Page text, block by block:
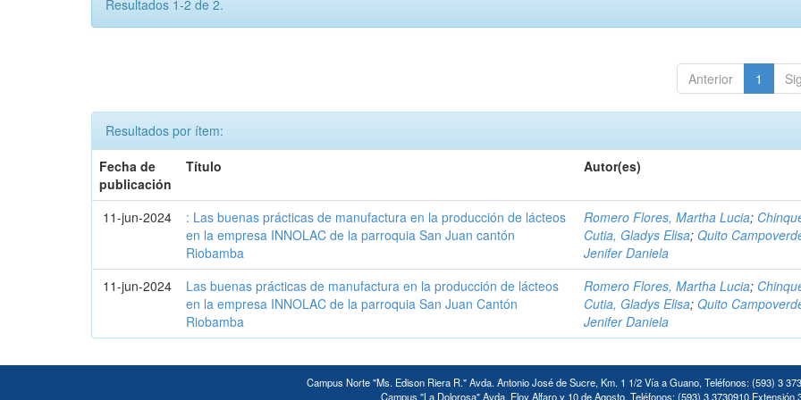
Resultados 1-2 de 2.
Anterior 1
Resultados por ítem:
Fecha de
publicación
Título Autor(es)
11-jun-2024
: Las buenas prácticas de manufactura en la producción de lácteos
en la empresa INNOLAC de la parroquia San Juan cantón
Riobamba
Romero Flores, Martha Lucia;
Cutia, Gladys Elisa;Quito
Jenifer Daniela
11-jun-2024
Las buenas prácticas de manufactura en la producción de lácteos
en la empresa INNOLAC de la parroquia San Juan Cantón
Riobamba
Romero Flores, Martha Lucia;
Cutia, Gladys Elisa;Quito
Jenifer Daniela
Campus Norte "Ms. Edison Riera R." Avda. Antonio José de Sucre, Km. 1 1/2 Vía a Guano, Teléfonos: (593) 3
Campus "La Dolorosa" Avda. Eloy Alfaro y 10 de Agosto. Teléfonos: (593) 3 3730910 Extensión